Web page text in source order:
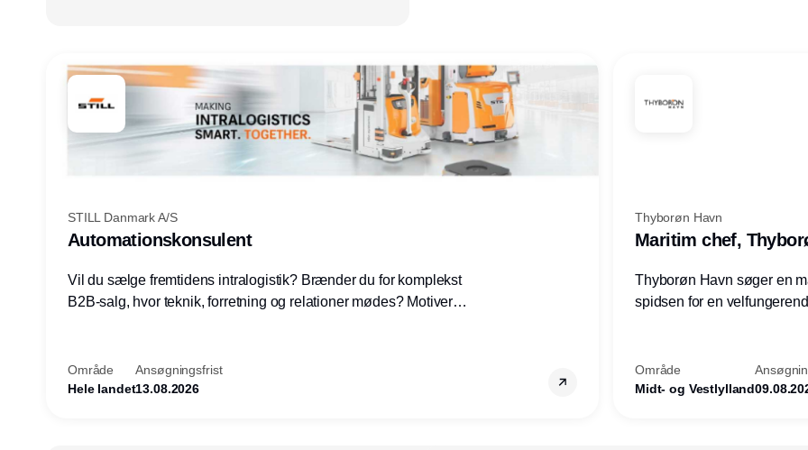
STILL Danmark A/S
Automationskonsulent
Vil du sælge fremtidens intralogistik? Brænder du for komplekst
B2B-salg, hvor teknik, forretning og relationer mødes? Motiveres
nogle af Danmarks mest spændende produktions- og
logistikvirksomheder?
Område
Hele landet
Ansøgningsfrist
13.08.2026
Thyborøn Havn
Maritim chef,
Thyborøn Havn søger en
spidsen for en
Område
Midt- og Vestlylland